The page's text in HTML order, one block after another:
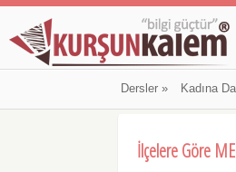
Dersler» Kadına
İlçelere Göre